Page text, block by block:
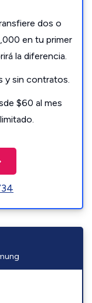
dos o
en tu primer
la diferencia.
y sin contratos.
$60 al mes